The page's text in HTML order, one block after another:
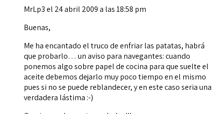
MrLp3el 24 abril 2009 a las 18:58 pm
Buenas,
Me ha encantado el truco de enfriar las patatas, habrá
que probarlo… un aviso para navegantes: cuando
ponemos algo sobre papel de cocina para que suelte el
aceite debemos dejarlo muy poco tiempo en el mismo
pues si no se puede reblandecer, y en este caso seria una
verdadera lástima :-)